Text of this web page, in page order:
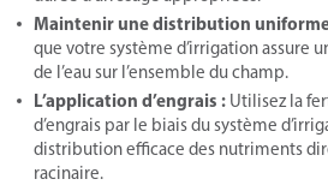
Maintenir une distribution uniforme
que votre système d’irrigation assure
de l’eau sur l’ensemble du champ.
L’application d’engrais : Utilisez la
d’engrais par le biais du système
distribution efficace des nutriments
racinaire.